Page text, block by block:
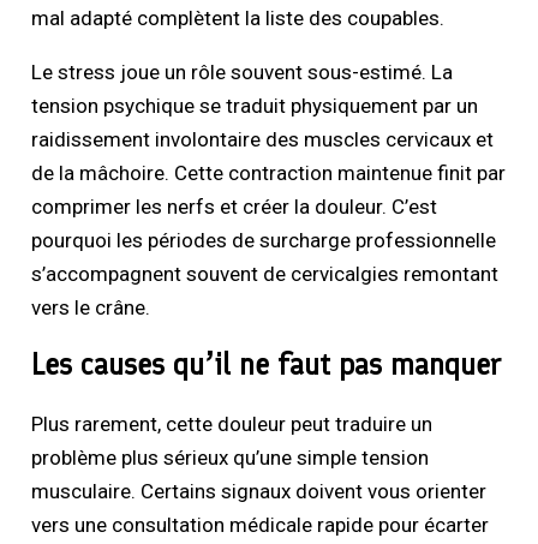
mal adapté complètent la liste des coupables.
Le stress joue un rôle souvent sous-estimé. La
tension psychique se traduit physiquement par un
raidissement involontaire des muscles cervicaux et
de la mâchoire. Cette contraction maintenue finit par
comprimer les nerfs et créer la douleur. C’est
pourquoi les périodes de surcharge professionnelle
s’accompagnent souvent de cervicalgies remontant
vers le crâne.
Les causes qu’il ne faut pas manquer
Plus rarement, cette douleur peut traduire un
problème plus sérieux qu’une simple tension
musculaire. Certains signaux doivent vous orienter
vers une consultation médicale rapide pour écarter